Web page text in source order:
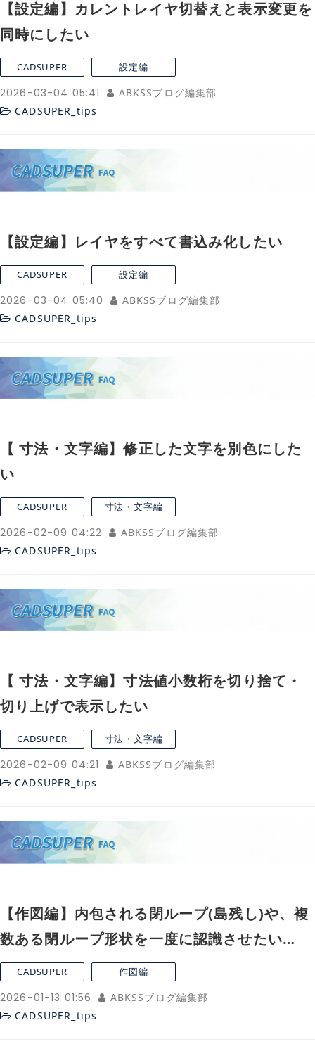
【設定編】カレントレイヤ切替えと表示変更を
同時にしたい
CADSUPER 設定編
2026-03-04 05:41
ABKSSブログ編集部
CADSUPER_tips
【設定編】レイヤをすべて書込み化したい
CADSUPER 設定編
2026-03-04 05:40
ABKSSブログ編集部
CADSUPER_tips
【 寸法・文字編】修正した文字を別色にした
い
CADSUPER 寸法・文字編
2026-02-09 04:22
ABKSSブログ編集部
CADSUPER_tips
【 寸法・文字編】寸法値小数桁を切り捨て・
切り上げで表示したい
CADSUPER 寸法・文字編
2026-02-09 04:21
ABKSSブログ編集部
CADSUPER_tips
【作図編】内包される閉ループ(島残し)や、複
数ある閉ループ形状を一度に認識させたい
(CADSUPER2022～)
CADSUPER 作図編
2026-01-13 01:56
ABKSSブログ編集部
CADSUPER_tips